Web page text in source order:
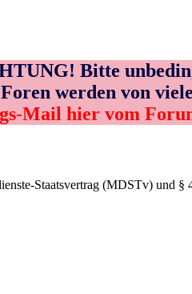
Bitte
werden von
Mail hier vom
Staatsvertrag (MDSTv) und